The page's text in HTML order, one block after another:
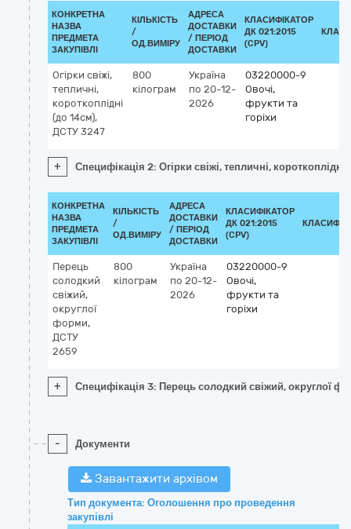
КОНКРЕТНА
НАЗВА
ПРЕДМЕТА
ЗАКУПІВЛІ
КІЛЬКІСТЬ
/
ОД.ВИМІРУ
АДРЕСА
ДОСТАВКИ
/ ПЕРІОД
ДОСТАВКИ
КЛАСИФІКАТОР
ДК 021:2015
(CPV)
Огірки свіжі,
тепличні,
короткоплідні
(до 14см),
ДСТУ 3247
800
кілограм
Україна
по 20-12-
2026
03220000-9
Овочі,
фрукти та
горіхи
+ Специфікація 2: Огірки свіжі, тепличні,
КОНКРЕТНА
НАЗВА
ПРЕДМЕТА
ЗАКУПІВЛІ
КІЛЬКІСТЬ
/
ОД.ВИМІРУ
АДРЕСА
ДОСТАВКИ
/ ПЕРІОД
ДОСТАВКИ
КЛАСИФІКАТОР
ДК 021:2015
(CPV)
Перець
солодкий
свіжий,
округлої
форми,
ДСТУ
2659
800
кілограм
Україна
по 20-12-
2026
03220000-9
Овочі,
фрукти та
горіхи
+ Специфікація 3: Перець солодкий свіжий, округлої
- Документи
Завантажити архівом
Тип документа: Оголошення про проведення
закупівлі